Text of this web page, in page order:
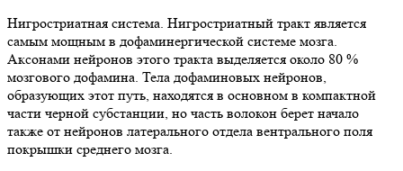
Нигростриатная система. Нигростриатный тракт является
самым мощным в дофаминергической системе мозга.
Аксонами нейронов этого тракта выделяется около 80 %
мозгового дофамина. Тела дофаминовых нейронов,
образующих этот путь, находятся в основном в компактной
части черной субстанции, но часть волокон берет начало
также от нейронов латерального отдела вентрального поля
покрышки среднего мозга.